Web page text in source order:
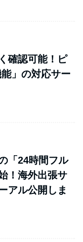
確認可能！ピ
」の対応サー
「24時間フル
！海外出張サ
アル公開しま